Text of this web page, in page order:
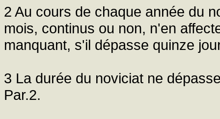
2 Au cours de chaque année du
mois, continus ou non, n'en
manquant, s'il dépasse quinze
3 La durée du noviciat ne
Par.2.